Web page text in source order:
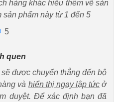
hàng khác hiểu thêm về sản
sản phẩm này từ 1 đến 5
5
quen
được chuyển thẳng đến bộ
và hiển thị ngay lập tứcở
duyệt. Để xác định bạn đã